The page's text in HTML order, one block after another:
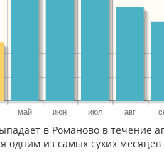
май июн июл авг
в Романово в течение
одним из самых сухих месяцев